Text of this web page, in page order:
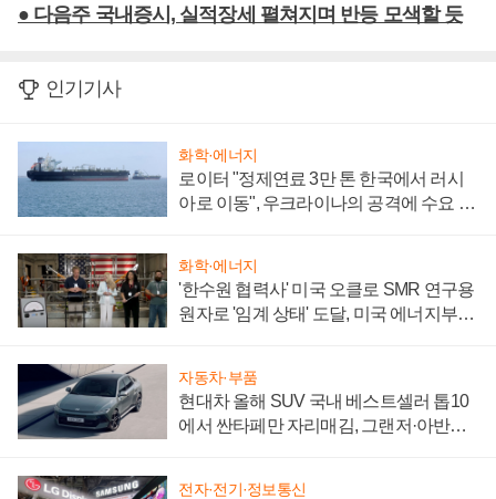
● 다음주 국내증시, 실적장세 펼쳐지며 반등 모색할 듯
인기기사
화학·에너지
로이터 "정제연료 3만 톤 한국에서 러시
아로 이동", 우크라이나의 공격에 수요 늘
화학·에너지
'한수원 협력사' 미국 오클로 SMR 연구용
원자로 '임계 상태' 도달, 미국 에너지부
자동차·부품
현대차 올해 SUV 국내 베스트셀러 톱10
에서 싼타페만 자리매김, 그랜저·아반떼
전자·전기·정보통신